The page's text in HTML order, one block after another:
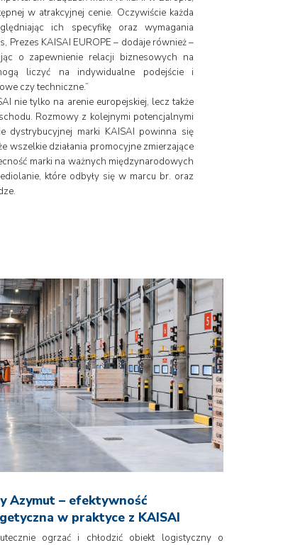
w atrakcyjnej cenie. Oczywiście każda
ich specyfikę oraz wymagania
Prezes KAISAI EUROPE – dodaje również –
o zapewnienie relacji biznesowych na
liczyć na indywidualne podejście i
czy techniczne.”
nie tylko na arenie europejskiej, lecz także
Rozmowy z kolejnymi potencjalnymi
dystrybucyjnej marki KAISAI powinna się
wszelkie działania promocyjne zmierzające
marki na ważnych międzynarodowych
które odbyły się w marcu br. oraz
Azymut – efektywność
w praktyce z KAISAI
ogrzać i chłodzić obiekt logistyczny o